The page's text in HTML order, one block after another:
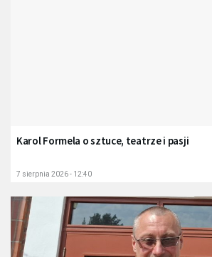
Karol Formela o sztuce, teatrze i pasji
7 sierpnia 2026 - 12:40